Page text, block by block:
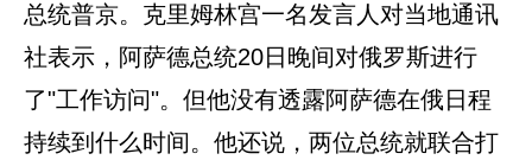
总统普京。克里姆林宫一名发言人对当地通讯
社表示，阿萨德总统20日晚间对俄罗斯进行
了"工作访问"。但他没有透露阿萨德在俄日程
持续到什么时间。他还说，两位总统就联合打